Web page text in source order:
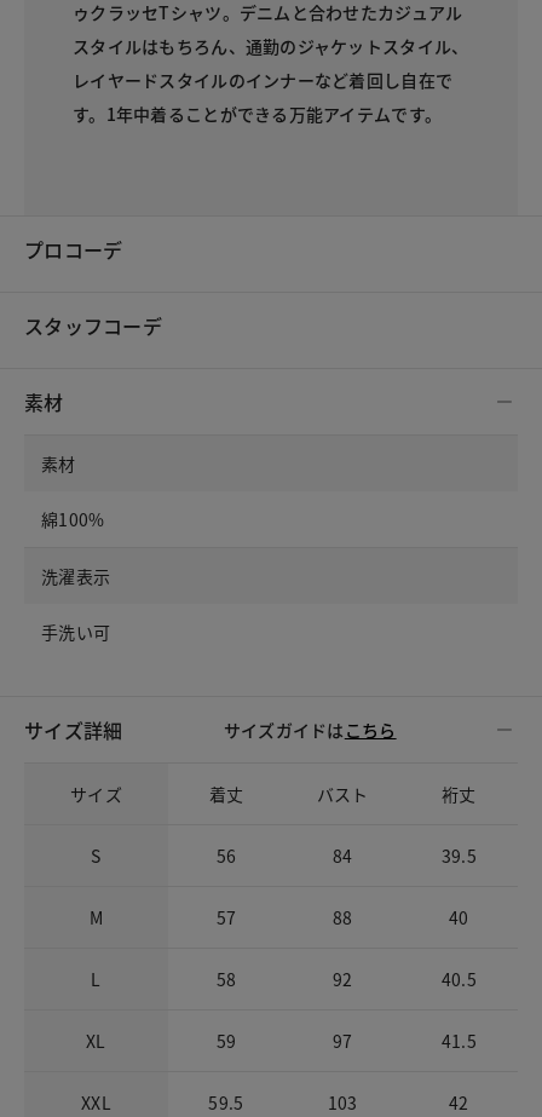
ゥクラッセTシャツ。デニムと合わせたカジュアル
スタイルはもちろん、通勤のジャケットスタイル、
レイヤードスタイルのインナーなど着回し自在で
す。1年中着ることができる万能アイテムです。
プロコーデ
スタッフコーデ
素材
素材
綿100%
洗濯表示
手洗い可
サイズ詳細 サイズガイドは こちら
サイズ 着丈 バスト 裄丈
S 56 84 39.5
M 57 88 40
L 58 92 40.5
XL 59 97 41.5
XXL 59.5 103 42